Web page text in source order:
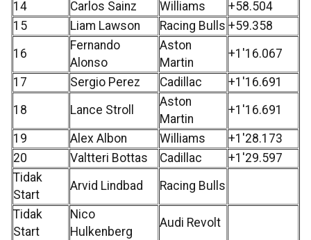
14 Carlos Sainz Williams
+58.504
15
Liam Lawson Racing Bulls +59.358
16
Fernando
Alonso
Aston
Martin
+1'16.067
17 Sergio Perez Cadillac
+1'16.691
18
Lance Stroll
Aston
Martin
+1'16.691
19 Alex Albon Williams
+1'28.173
20
Valtteri Bottas Cadillac
+1'29.597
Tidak
Start
Arvid Lindbad Racing Bulls
Tidak
Start
Nico
Hulkenberg
Audi Revolt